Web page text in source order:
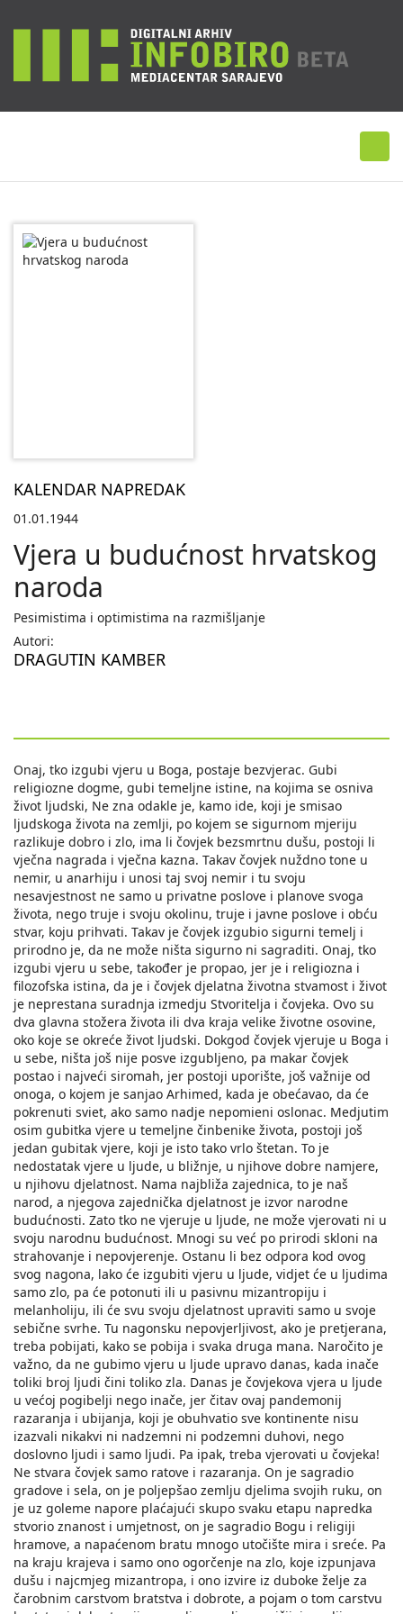
KALENDAR NAPREDAK
01.01.1944
Vjera u budućnost hrvatskog
naroda
Pesimistima i optimistima na razmišljanje
Autori:
DRAGUTIN KAMBER
Onaj, tko izgubi vjeru u Boga, postaje bezvjerac. Gubi
religiozne dogme, gubi temeljne istine, na kojima se osniva
život ljudski, Ne zna odakle je, kamo ide, koji je smisao
ljudskoga života na zemlji, po kojem se sigurnom mjeriju
razlikuje dobro i zlo, ima li čovjek bezsmrtnu dušu, postoji li
vječna nagrada i vječna kazna. Takav čovjek nuždno tone u
nemir, u anarhiju i unosi taj svoj nemir i tu svoju
nesavjestnost ne samo u privatne poslove i planove svoga
života, nego truje i svoju okolinu, truje i javne poslove i obću
stvar, koju prihvati. Takav je čovjek izgubio sigurni temelj i
prirodno je, da ne može ništa sigurno ni sagraditi. Onaj, tko
izgubi vjeru u sebe, također je propao, jer je i religiozna i
filozofska istina, da je i čovjek djelatna životna stvamost i život
je neprestana suradnja izmedju Stvoritelja i čovjeka. Ovo su
dva glavna stožera života ili dva kraja velike životne osovine,
oko koje se okreće život ljudski. Dokgod čovjek vjeruje u Boga i
u sebe, ništa još nije posve izgubljeno, pa makar čovjek
postao i najveći siromah, jer postoji uporište, još važnije od
onoga, o kojem je sanjao Arhimed, kada je obećavao, da će
pokrenuti sviet, ako samo nadje nepomieni oslonac. Medjutim
osim gubitka vjere u temeljne činbenike života, postoji još
jedan gubitak vjere, koji je isto tako vrlo štetan. To je
nedostatak vjere u ljude, u bližnje, u njihove dobre namjere,
u njihovu djelatnost. Nama najbliža zajednica, to je naš
narod, a njegova zajednička djelatnost je izvor narodne
budućnosti. Zato tko ne vjeruje u ljude, ne može vjerovati ni u
svoju narodnu budućnost. Mnogi su već po prirodi skloni na
strahovanje i nepovjerenje. Ostanu li bez odpora kod ovog
svog nagona, lako će izgubiti vjeru u ljude, vidjet će u ljudima
samo zlo, pa će potonuti ili u pasivnu mizantropiju i
melanholiju, ili će svu svoju djelatnost upraviti samo u svoje
sebične svrhe. Tu nagonsku nepovjerljivost, ako je pretjerana,
treba pobijati, kako se pobija i svaka druga mana. Naročito je
važno, da ne gubimo vjeru u ljude upravo danas, kada inače
toliki broj ljudi čini toliko zla. Danas je čovjekova vjera u ljude
u većoj pogibelji nego inače, jer čitav ovaj pandemonij
razaranja i ubijanja, koji je obuhvatio sve kontinente nisu
izazvali nikakvi ni nadzemni ni podzemni duhovi, nego
doslovno ljudi i samo ljudi. Pa ipak, treba vjerovati u čovjeka!
Ne stvara čovjek samo ratove i razaranja. On je sagradio
gradove i sela, on je poljepšao zemlju djelima svojih ruku, on
je uz goleme napore plaćajući skupo svaku etapu napredka
stvorio znanost i umjetnost, on je sagradio Bogu i religiji
hramove, a napaćenom bratu mnogo utočište mira i sreće. Pa
na kraju krajeva i samo ono ogorčenje na zlo, koje izpunjava
dušu i najcmjeg mizantropa, i ono izvire iz duboke želje za
čarobnim carstvom bratstva i dobrote, a pojam o tom carstvu